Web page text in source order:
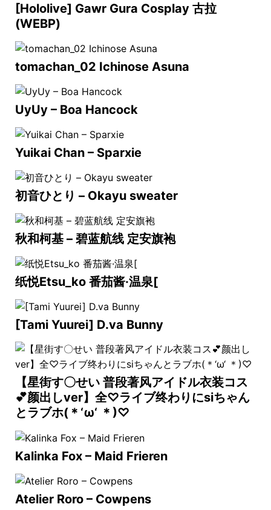
[Hololive] Gawr Gura Cosplay 古拉
(WEBP)
tomachan_02 Ichinose Asuna
UyUy – Boa Hancock
Yuikai Chan – Sparxie
初音ひとり – Okayu sweater
秋和柯基 – 碧蓝航线 定安旗袍
纸悦Etsu_ko 番茄酱·温泉[
[Tami Yuurei] D.va Bunny
【星街す〇せい 普段著风アイドル衣装コス
💕颜出しver】全♡ライブ终わりにsiちゃん
とラブホ(＊‘ω‘ ＊)♡
Kalinka Fox – Maid Frieren
Atelier Roro – Cowpens